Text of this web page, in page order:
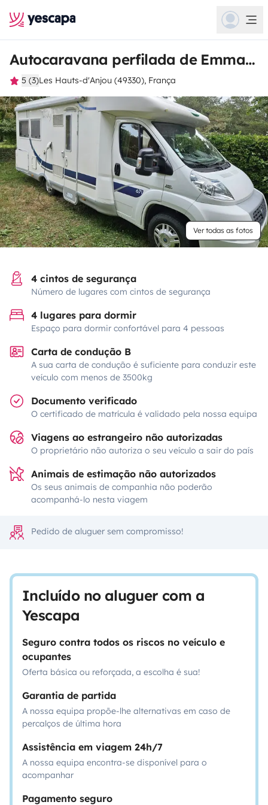
Autocaravana perfilada de Emmanuel
5 (3)Les Hauts-d'Anjou (49330), França
Ver todas as fotos
4 cintos de segurança
Número de lugares com cintos de segurança
4 lugares para dormir
Espaço para dormir confortável para 4 pessoas
Carta de condução B
A sua carta de condução é suficiente para conduzir este
veículo com menos de 3500kg
Documento verificado
O certificado de matrícula é validado pela nossa equipa
Viagens ao estrangeiro não autorizadas
O proprietário não autoriza o seu veículo a sair do país
Animais de estimação não autorizados
Os seus animais de companhia não poderão
acompanhá-lo nesta viagem
Pedido de aluguer sem compromisso!
Incluído no aluguer com a
Yescapa
Seguro contra todos os riscos no veículo e
ocupantes
Oferta básica ou reforçada, a escolha é sua!
Garantia de partida
A nossa equipa propõe-lhe alternativas em caso de
percalços de última hora
Assistência em viagem 24h/7
A nossa equipa encontra-se disponível para o
acompanhar
Pagamento seguro